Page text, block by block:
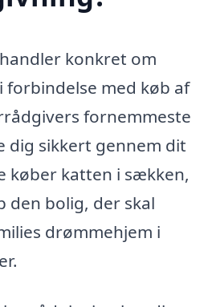
konkret om
forbindelse med køb af
fornemmeste
dig sikkert gennem dit
køber katten i sækken,
den bolig, der skal
drømmehjem i